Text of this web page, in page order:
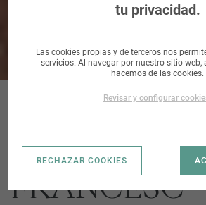
TRAVESIA
FRANCESC
tu privacidad.
Las cookies propias y de terceros nos
servicios. Al navegar por nuestro sitio web,
hacemos de las cookies.
Revisar y configurar
RECHAZAR COOKIES